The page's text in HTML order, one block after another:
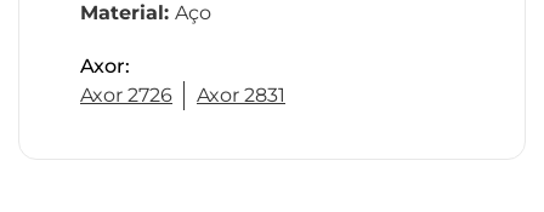
Material: Aço
Axor:
Axor 2726
Axor 2831